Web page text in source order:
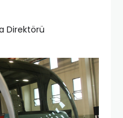
Direktörü